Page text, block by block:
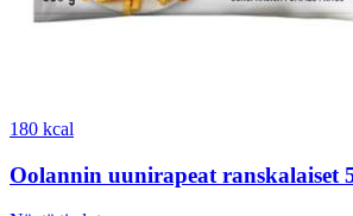
180 kcal
Oolannin uunirapeat ranskalaiset